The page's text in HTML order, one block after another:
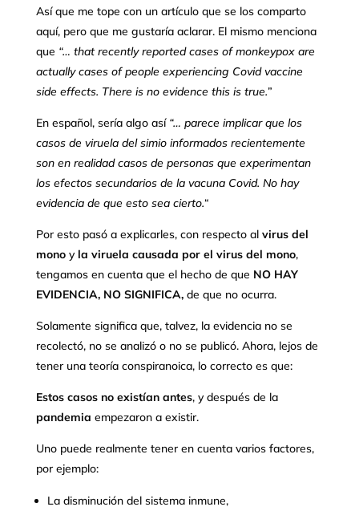
Así que me tope con un artículo que se los comparto
aquí, pero que me gustaría aclarar. El mismo menciona
que “… that recently reported cases of monkeypox are
actually cases of people experiencing Covid vaccine
side effects. There is no evidence this is true.”
En español, sería algo así “… parece implicar que los
casos de viruela del simio informados recientemente
son en realidad casos de personas que experimentan
los efectos secundarios de la vacuna Covid. No hay
evidencia de que esto sea cierto.“
Por esto pasó a explicarles, con respecto al virus del
monoy la viruela causada por el virus del mono,
tengamos en cuenta que el hecho de que NO HAY
EVIDENCIA, NO SIGNIFICA,de que no ocurra.
Solamente significa que, talvez, la evidencia no se
recolectó, no se analizó o no se publicó. Ahora, lejos de
tener una teoría conspiranoica, lo correcto es que:
Estos casos no existían antes, y después de la
pandemia empezaron a existir.
Uno puede realmente tener en cuenta varios factores,
por ejemplo:
La disminución del sistema inmune,